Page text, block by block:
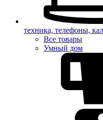
техника, телефоны,
Все товары
Умный дом